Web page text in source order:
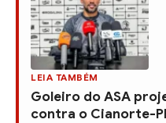
LEIA TAMBÉM
Goleiro do ASA
contra o Cianorte-